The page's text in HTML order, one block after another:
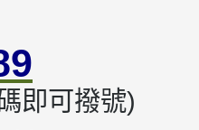
即可撥號)